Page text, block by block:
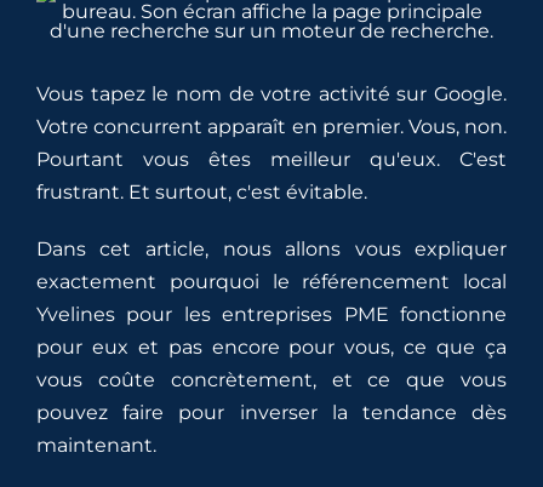
Vous tapez le nom de votre activité sur Google.
Votre concurrent apparaît en premier. Vous, non.
Pourtant vous êtes meilleur qu'eux. C'est
frustrant. Et surtout, c'est évitable.
Dans cet article, nous allons vous expliquer
exactement pourquoi le référencement local
Yvelines pour les entreprises PME fonctionne
pour eux et pas encore pour vous, ce que ça
vous coûte concrètement, et ce que vous
pouvez faire pour inverser la tendance dès
maintenant.